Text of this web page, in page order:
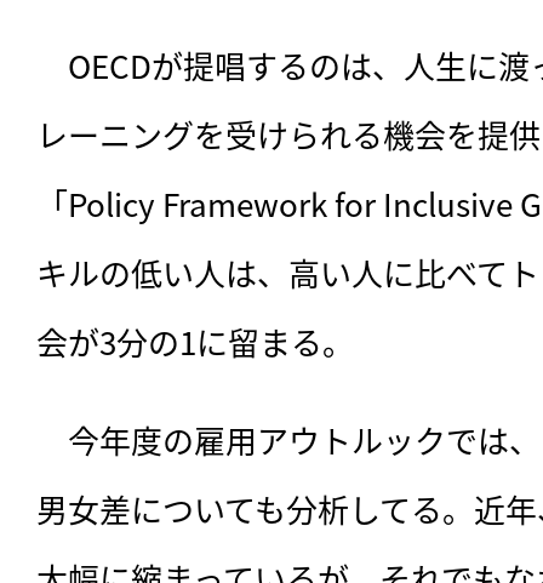
OECDが提唱するのは、人生に
レーニングを受けられる機会を提
「Policy Framework for Inclusive
キルの低い人は、高い人に比べて
会が3分の1に留まる。
今年度の雇用アウトルックでは
男女差についても分析してる。近